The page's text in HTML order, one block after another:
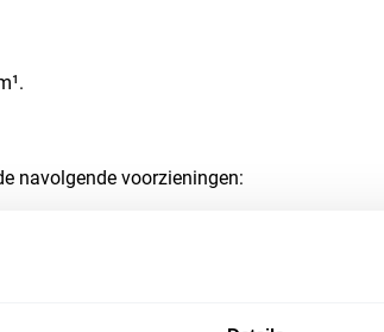
navolgende voorzieningen: